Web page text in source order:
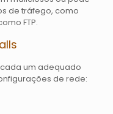
de tráfego, como
FTP.
um adequado
de rede: